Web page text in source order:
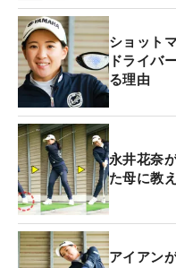
ショット
ドライバ
る理由
永井花奈
た母に教
アイアン